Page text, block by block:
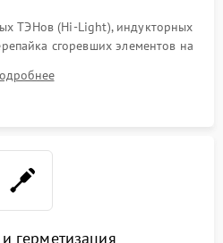
ТЭНов (Hi-Light), индукторных
сгоревших элементов на
и замена поврежденной
герметизация